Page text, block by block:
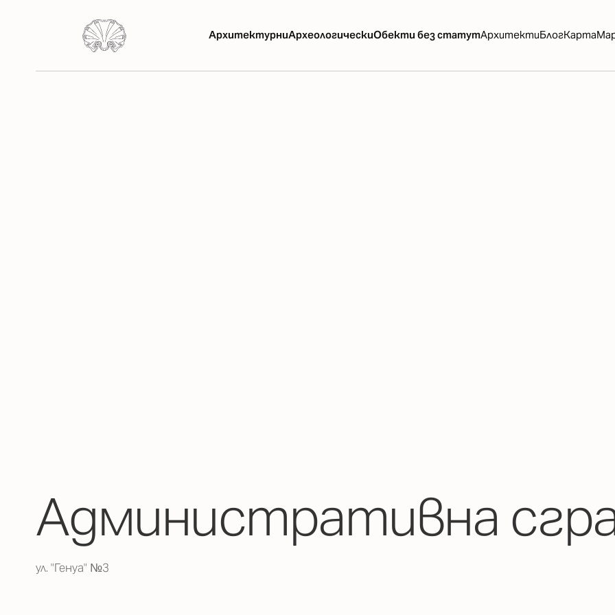
АрхитектурниАрхеологическиОбекти без статутАрхитектиБлогКарта
Административна
ул. "Генуа" №3